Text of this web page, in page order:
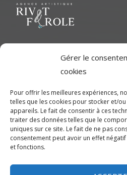
Gérer le
cookies
Pour offrir les meilleures expériences,
telles que les cookies pour stocker et/
appareils. Le fait de consentir à ces
traiter des données telles que le
uniques sur ce site. Le fait de ne pas
consentement peut avoir un effet
et fonctions.
pour contribuer à une richesse
et d'aider les artistes à développer
CONTACTEZ-NOUS
Montréal
450-245-7475 (sans frais de
info@rivetferole.com